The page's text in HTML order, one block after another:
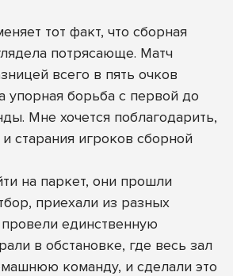
тот факт, что сборная
потрясающе. Матч
всего в пять очков
упорная борьба с первой до
Мне хочется поблагодарить,
старания игроков сборной
на паркет, они прошли
приехали из разных
единственную
в обстановке, где весь зал
команду, и сделали это